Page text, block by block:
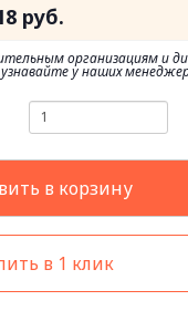
руб.
организациям и
у наших
в корзину
в 1 клик